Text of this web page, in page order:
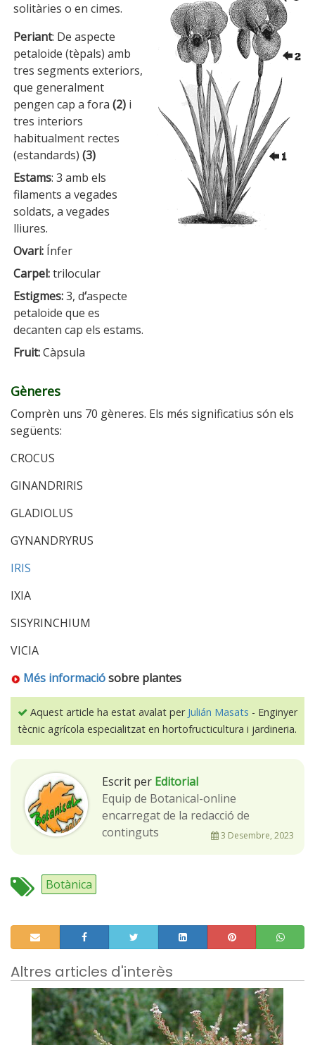
solitàries o en cimes.
Periant: De aspecte
petaloide (tèpals) amb
tres segments exteriors,
que generalment
pengen cap a fora (2) i
tres interiors
habitualment rectes
(estandards) (3)
Estams: 3 amb els
filaments a vegades
soldats, a vegades
lliures.
Ovari: Ínfer
Carpel:trilocular
Estigmes:3, d‘aspecte
petaloide que es
decanten cap els estams.
Fruit:Càpsula
Gèneres
Comprèn uns 70 gèneres. Els més significatius són els
següents:
CROCUS
GINANDRIRIS
GLADIOLUS
GYNANDRYRUS
IRIS
IXIA
SISYRINCHIUM
VICIA
Més informaciósobre plantes
Aquest article ha estat avalat per Julián Masats - Enginyer
tècnic agrícola especialitzat en hortofructicultura i jardineria.
Escrit per Editorial
Equip de Botanical-online
encarregat de la redacció de
continguts
3 Desembre, 2023
Botànica
Altres articles d'interès